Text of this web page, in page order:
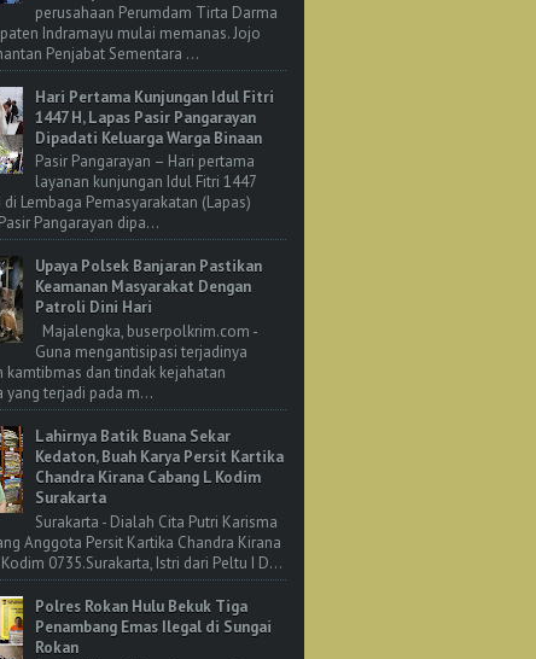
perusahaan Perumdam Tirta Darma
Indramayu mulai memanas. Jojo
Penjabat Sementara ...
Hari Pertama Kunjungan Idul Fitri
1447 H, Lapas Pasir Pangarayan
Dipadati Keluarga Warga Binaan
Pasir Pangarayan – Hari pertama
layanan kunjungan Idul Fitri 1447
di Lembaga Pemasyarakatan (Lapas)
Pangarayan dipa...
Upaya Polsek Banjaran Pastikan
Keamanan Masyarakat Dengan
Patroli Dini Hari
Majalengka, buserpolkrim.com -
Guna mengantisipasi terjadinya
kamtibmas dan tindak kejahatan
yang terjadi pada m...
Lahirnya Batik Buana Sekar
Kedaton, Buah Karya Persit Kartika
Chandra Kirana Cabang L Kodim
Surakarta
Surakarta - Dialah Cita Putri Karisma
Anggota Persit Kartika Chandra Kirana
0735.Surakarta, Istri dari Peltu I D...
Polres Rokan Hulu Bekuk Tiga
Penambang Emas Ilegal di Sungai
Rokan